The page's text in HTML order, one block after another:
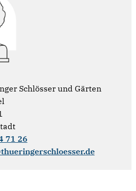
Schlösser und Gärten
71 26